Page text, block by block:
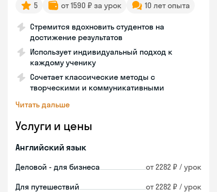
5 от 1590 ₽ за урок 10 лет опыта
Стремится вдохновить студентов на
достижение результатов
Использует индивидуальный подход к
каждому ученику
Сочетает классические методы с
творческими и коммуникативными
Читать дальше
Услуги и цены
Английский язык
Деловой - для бизнеса от 2282 ₽ / урок
Для путешествий от 2282 ₽ / урок